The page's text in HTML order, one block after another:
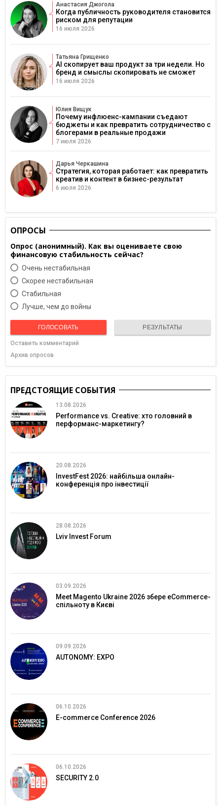
Анастасия Джогола
Когда публичность руководителя становится
риском для репутации
16 июля 2026
Татьяна Грищенко
AI скопирует ваш продукт за три недели. Но
бренд и смыслы скопировать не сможет
16 июля 2026
Юлия Вищук
Почему инфлюенс-кампании съедают
бюджеты и как превратить сотрудничество с
блогерами в реальные продажи
7 июля 2026
Дарья Черкашина
Стратегия, которая работает: как превратить
креатив и контент в бизнес-результат
6 июля 2026
ОПРОСЫ
Опрос (анонимный). Как вы оцениваете свою
финансовую стабильность сейчас?
Очень нестабильная
Скорее нестабильная
Cтабильная
Лучше, чем до войны
ГОЛОСОВАТЬ РЕЗУЛЬТАТЫ
Оставить комментарий
Архив опросов
ПРЕДСТОЯЩИЕ СОБЫТИЯ
13.08.2026
Performance vs. Creative: хто головний в
перформанс-маркетингу?
20.08.2026
InvestFest 2026: найбільша онлайн-
конференція про інвестиції
28.08.2026
Lviv Invest Forum
03.09.2026
Meet Magento Ukraine 2026 збере eCommerce-
спільноту в Києві
09.09.2026
AUTONOMY: EXPO
06.10.2026
E-commerce Conference 2026
06.10.2026
SECURITY 2.0